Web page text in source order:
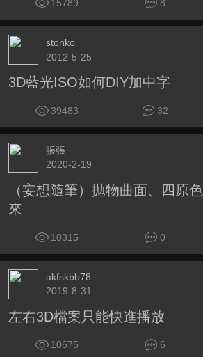
15789 8
stonko
2012-5-25
3D藍光ISO如何DIY加中字
39483 32
張張
2020-2-19
（妄想隨筆）拋物曲面、四原
來
10315 0
akfskbb78
2019-8-31
左右3D檔案只能快進播放
10675 6